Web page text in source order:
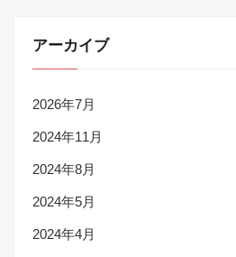
アーカイブ
2026年7月
2024年11月
2024年8月
2024年5月
2024年4月